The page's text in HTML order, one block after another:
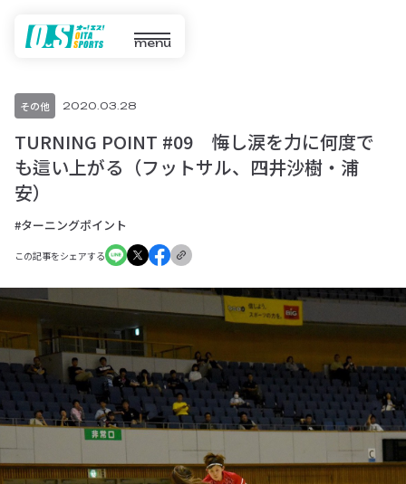
menu
その他 2020.03.28
TURNING POINT #09 悔し涙を力に何度で
も這い上がる（フットサル、四井沙樹・浦
安）
#ターニングポイント
この記事をシェアする